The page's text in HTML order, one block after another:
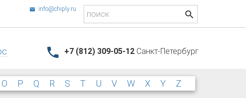
info@chiply.ru
+7 (812) 309-05-12 Санкт-Петербург
O P Q R S T U VW XY Z